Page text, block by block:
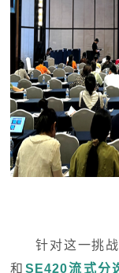
针对这一挑战
和 SE420流式分